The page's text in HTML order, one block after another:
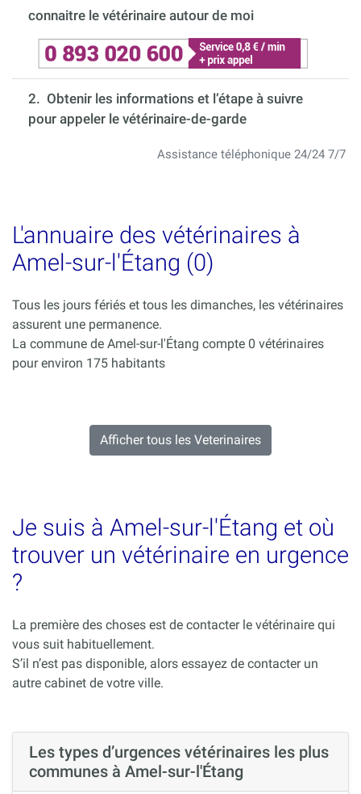
connaitre le vétérinaire autour de moi
2. Obtenir les informations et l’étape à suivre
pour appeler le vétérinaire-de-garde
Assistance téléphonique 24/24 7/7
L'annuaire des vétérinaires à
Amel-sur-l'Étang (0)
Tous les jours fériés et tous les dimanches, les vétérinaires
assurent une permanence.
La commune de Amel-sur-l'Étang compte 0 vétérinaires
pour environ 175 habitants
Afficher tous les Veterinaires
Je suis à Amel-sur-l'Étang et où
trouver un vétérinaire en urgence
?
La première des choses est de contacter le vétérinaire qui
vous suit habituellement.
S’il n’est pas disponible, alors essayez de contacter un
autre cabinet de votre ville.
Les types d’urgences vétérinaires les plus
communes à Amel-sur-l'Étang